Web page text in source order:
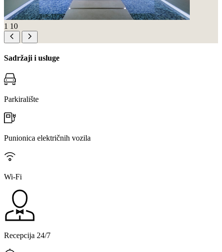
1 10
Sadržaji i usluge
Parkiralište
Punionica električnih vozila
Wi-Fi
Recepcija 24/7